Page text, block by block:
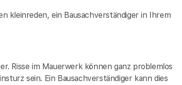
kleinreden, ein Bausachverständiger in Ihrem
Risse im Mauerwerk können ganz problemlos
sein. Ein Bausachverständiger kann dies